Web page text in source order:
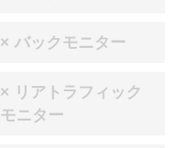
× バックモニター
× リアトラフィック
モニター